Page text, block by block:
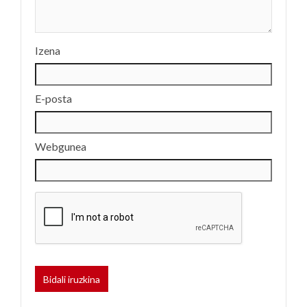
Izena
E-posta
Webgunea